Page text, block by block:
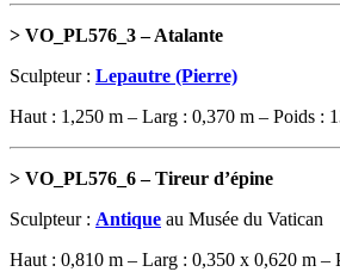
> VO_PL576_3 – Atalante
Sculpteur : Lepautre (Pierre)
Haut : 1,250 m – Larg : 0,370 m – Poids :
> VO_PL576_6 – Tireur d’épine
Sculpteur : Antique au Musée du Vatican
Haut : 0,810 m – Larg : 0,350 x 0,620 m –